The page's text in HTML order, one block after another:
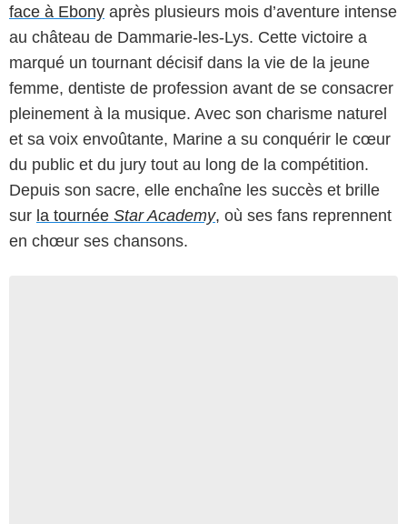
face à Ebony après plusieurs mois d’aventure intense
au château de Dammarie-les-Lys. Cette victoire a
marqué un tournant décisif dans la vie de la jeune
femme, dentiste de profession avant de se consacrer
pleinement à la musique. Avec son charisme naturel
et sa voix envoûtante, Marine a su conquérir le cœur
du public et du jury tout au long de la compétition.
Depuis son sacre, elle enchaîne les succès et brille
sur la tournée Star Academy, où ses fans reprennent
en chœur ses chansons.